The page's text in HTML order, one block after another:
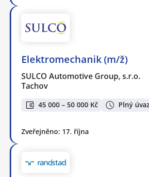
Elektromechanik (m/ž)
SULCO Automotive Group, s.r.o.
Tachov
45 000 – 50 000 Kč Plný
Zveřejněno: 17. října